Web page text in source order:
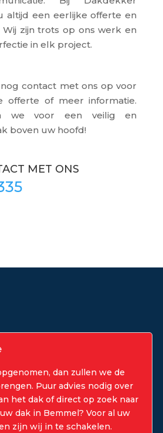
altijd een eerlijke offerte en
Wij zijn trots op ons werk en
in elk project.
contact met ons op voor
offerte of meer informatie.
we voor een veilig en
boven uw hoofd!
MET ONS
dan zullen we de
Puur advies nodig over
het dak of direct op zoek naar
dak in Bemmel? Voor al uw
zijn wij in te schakelen.